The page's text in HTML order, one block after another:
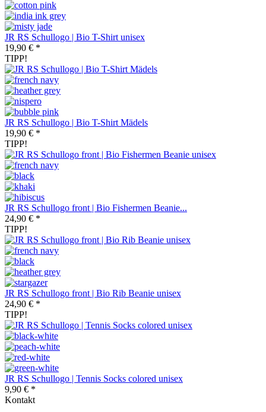
JR RS Schullogo | Bio T-Shirt unisex
19,90 € *
TIPP!
JR RS Schullogo | Bio T-Shirt Mädels
19,90 € *
TIPP!
JR RS Schullogo front | Bio Fishermen Beanie...
24,90 € *
TIPP!
JR RS Schullogo front | Bio Rib Beanie unisex
24,90 € *
TIPP!
JR RS Schullogo | Tennis Socks colored unisex
9,90 € *
Kontakt